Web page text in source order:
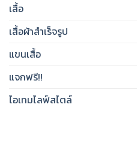
เสื้อ
เสื้อผ้าสำเร็จรูป
แขนเสื้อ
แจกฟรี!!
ไอเทมไลฟ์สไตล์